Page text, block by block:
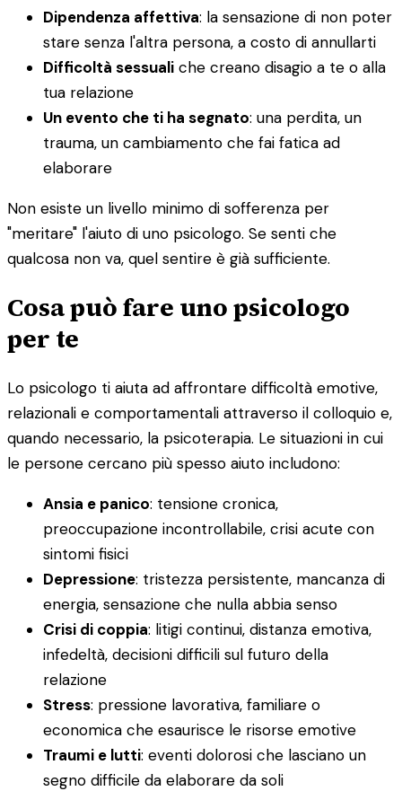
Dipendenza affettiva: la sensazione di non poter
stare senza l'altra persona, a costo di annullarti
Difficoltà sessuali che creano disagio a te o alla
tua relazione
Un evento che ti ha segnato: una perdita, un
trauma, un cambiamento che fai fatica ad
elaborare
Non esiste un livello minimo di sofferenza per
"meritare" l'aiuto di uno psicologo. Se senti che
qualcosa non va, quel sentire è già sufficiente.
Cosa può fare uno psicologo
per te
Lo psicologo ti aiuta ad affrontare difficoltà emotive,
relazionali e comportamentali attraverso il colloquio e,
quando necessario, la psicoterapia. Le situazioni in cui
le persone cercano più spesso aiuto includono:
Ansia e panico: tensione cronica,
preoccupazione incontrollabile, crisi acute con
sintomi fisici
Depressione: tristezza persistente, mancanza di
energia, sensazione che nulla abbia senso
Crisi di coppia: litigi continui, distanza emotiva,
infedeltà, decisioni difficili sul futuro della
relazione
Stress: pressione lavorativa, familiare o
economica che esaurisce le risorse emotive
Traumi e lutti: eventi dolorosi che lasciano un
segno difficile da elaborare da soli